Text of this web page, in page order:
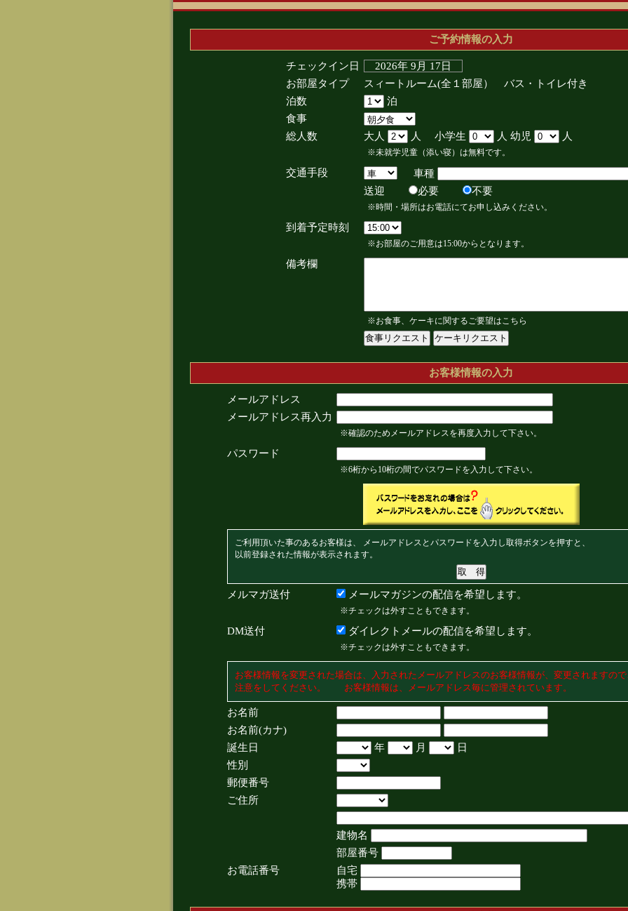
ご予約情報の入力
チェックイン日
2026年 9月 17日
お部屋タイプ
スィートルーム(全１部屋） バス・トイレ付き
泊数
泊
食事
総人数
大人 人 小学生 人 幼児 人
※未就学児童（添い寝）は無料です。
交通手段
車種
送迎
必要 不要
※時間・場所はお電話にてお申し込みください。
到着予定時刻
※お部屋のご用意は15:00からとなります。
備考欄
※お食事、ケーキに関するご要望はこちら
お客様情報の入力
メールアドレス
メールアドレス再入力
※確認のためメールアドレスを再度入力して下さい。
パスワード
※6桁から10桁の間でパスワードを入力して下さい。
ご利用頂いた事のあるお客様は、 メールアドレスとパスワードを入力し取得ボタンを押すと、
以前登録された情報が表示されます。
メルマガ送付 メールマガジンの配信を希望します。
※チェックは外すこともできます。
DM送付 ダイレクトメールの配信を希望します。
※チェックは外すこともできます。
お客様情報を変更された場合は、入力されたメールアドレスのお客様情報が、変更されますので
注意をしてください。 お客様情報は、メールアドレス毎に管理されています。
お名前
お名前(カナ)
誕生日
年 月
日
性別
郵便番号
ご住所
建物名
部屋番号
お電話番号
自宅
携帯